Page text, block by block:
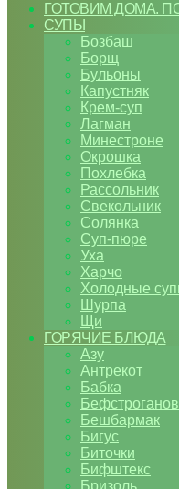
ГОТОВИМ ДОМА.
СУПЫ
Бозбаш
Борщ
Бульоны
Капустняк
Крем-суп
Лагман
Минестроне
Окрошка
Похлебка
Рассольник
Свекольник
Солянка
Суп-пюре
Уха
Харчо
Холодные
Шурпа
Щи
ГОРЯЧИЕ БЛЮДА
Азу
Антрекот
Бабка
Бефстроганов
Бешбармак
Бигус
Биточки
Бифштекс
Бризоль